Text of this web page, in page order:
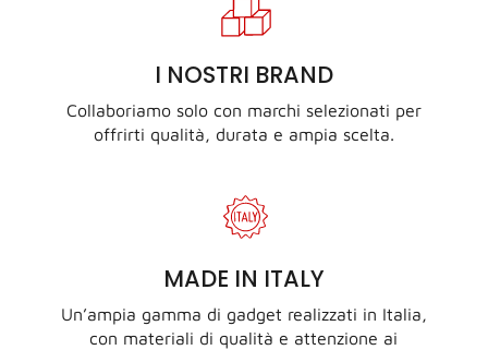
I NOSTRI BRAND
Collaboriamo solo con marchi selezionati per
offrirti qualità, durata e ampia scelta.
MADE IN ITALY
Un’ampia gamma di gadget realizzati in Italia,
con materiali di qualità e attenzione ai